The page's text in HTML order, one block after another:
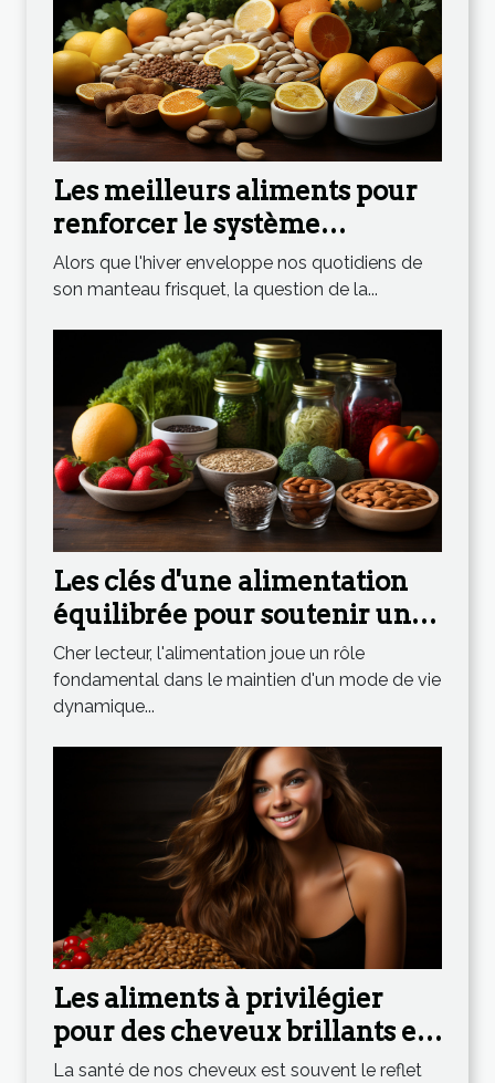
Les meilleurs aliments pour
renforcer le système
immunitaire en hiver
Alors que l'hiver enveloppe nos quotidiens de
son manteau frisquet, la question de la...
Les clés d'une alimentation
équilibrée pour soutenir un
mode de vie actif
Cher lecteur, l'alimentation joue un rôle
fondamental dans le maintien d'un mode de vie
dynamique...
Les aliments à privilégier
pour des cheveux brillants et
forts
La santé de nos cheveux est souvent le reflet